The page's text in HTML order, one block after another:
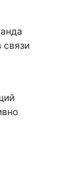
связи